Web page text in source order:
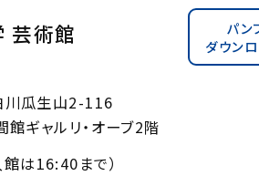
芸術館
パン
ダウン
川瓜生山2-116
ギャルリ・オーブ2階
は16:40まで）